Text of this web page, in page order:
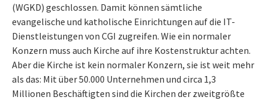
(WGKD) geschlossen. Damit können sämtliche
evangelische und katholische Einrichtungen auf die IT-
Dienstleistungen von CGI zugreifen. Wie ein normaler
Konzern muss auch Kirche auf ihre Kostenstruktur achten.
Aber die Kirche ist kein normaler Konzern, sie ist weit mehr
als das: Mit über 50.000 Unternehmen und circa 1,3
Millionen Beschäftigten sind die Kirchen der zweitgrößte